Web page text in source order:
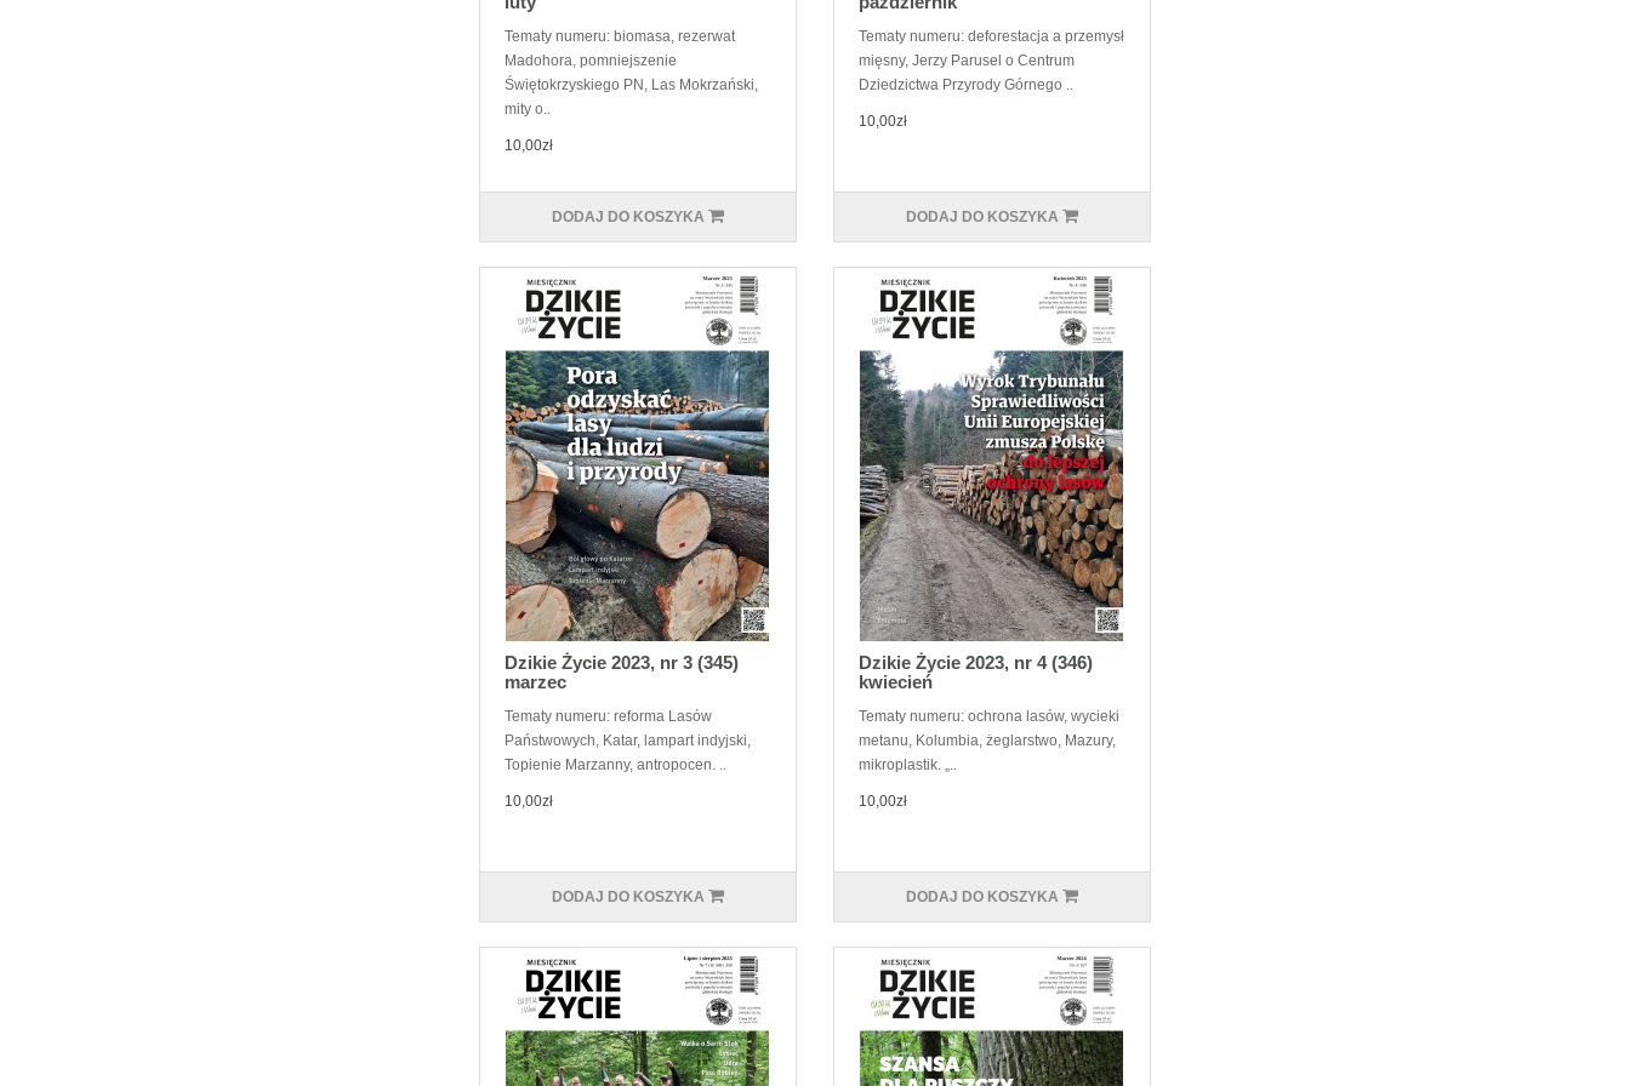
Tematy numeru: biomasa, rezerwat
Madohora, pomniejszenie
Świętokrzyskiego PN, Las Mokrzański,
mity o..
10,00zł
DODAJ DO KOSZYKA
Tematy numeru: deforestacja a przemysł
mięsny, Jerzy Parusel o Centrum
Dziedzictwa Przyrody Górnego ..
10,00zł
DODAJ DO KOSZYKA
Dzikie Życie 2023, nr 3 (345)
marzec
Tematy numeru: reforma Lasów
Państwowych, Katar, lampart indyjski,
Topienie Marzanny, antropocen. ..
10,00zł
DODAJ DO KOSZYKA
Dzikie Życie 2023, nr 4 (346)
kwiecień
Tematy numeru: ochrona lasów, wycieki
metanu, Kolumbia, żeglarstwo, Mazury,
mikroplastik. „..
10,00zł
DODAJ DO KOSZYKA